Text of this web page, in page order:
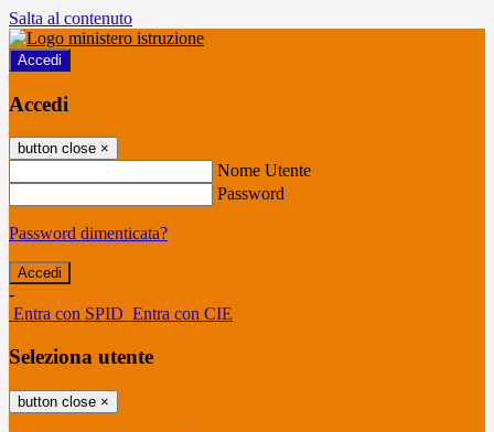
Salta al contenuto
Accedi
Accedi
button close ×
Nome Utente
Password
Password dimenticata?
-
Entra con SPID Entra con CIE
Seleziona utente
button close ×